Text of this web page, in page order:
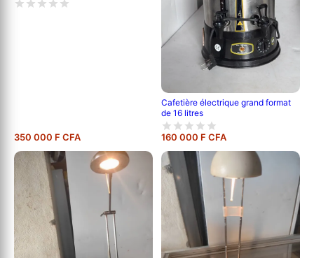
350 000 F CFA
Cafetière électrique grand format
de 16 litres
160 000 F CFA